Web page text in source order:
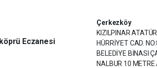
Eczanesi
Çerkezköy
KIZILPINAR
HÜRRİYET CAD.
BELEDİYE BİNASI
NALBUR 10 METRE